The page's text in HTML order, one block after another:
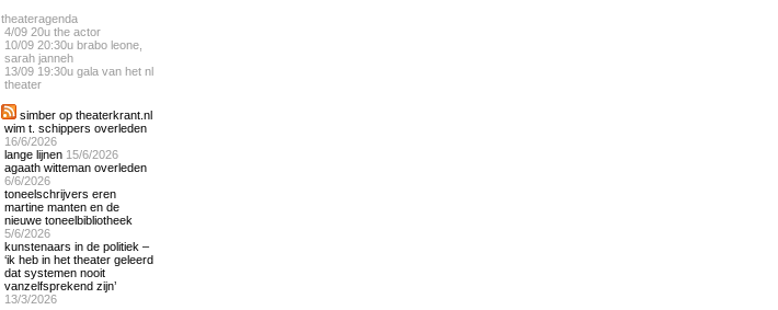
theateragenda
4/09 20u the actor
10/09 20:30u brabo leone,
sarah janneh
13/09 19:30u gala van het nl
theater
simber op theaterkrant.nl
wim t. schippers overleden
16/6/2026
lange lijnen 15/6/2026
agaath witteman overleden
6/6/2026
toneelschrijvers eren
martine manten en de
nieuwe toneelbibliotheek
5/6/2026
kunstenaars in de politiek –
‘ik heb in het theater geleerd
dat systemen nooit
vanzelfsprekend zijn’
13/3/2026